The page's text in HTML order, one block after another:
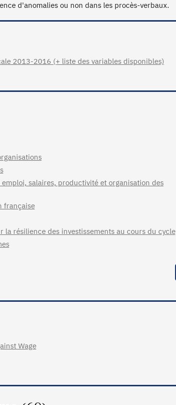
2013-2016 (+ liste des variables disponibles)
salaires, productivité et organisation des
française
résilience des investissements au cours du cycle
Wage